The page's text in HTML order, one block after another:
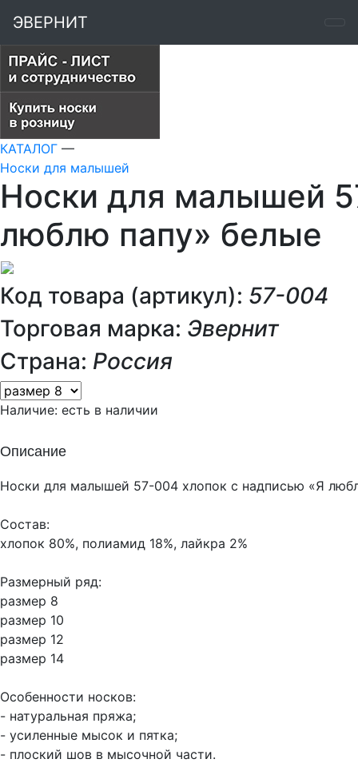
ЭВЕРНИТ
КАТАЛОГ —
Носки для малышей
Носки для малышей
люблю папу» белые
Код товара (артикул): 57-004
Торговая марка: Эвернит
Страна: Россия
Наличие: есть в наличии
Описание
Носки для малышей 57-004 хлопок с надписью «Я
Состав:
хлопок 80%, полиамид 18%, лайкра 2%
Размерный ряд:
размер 8
размер 10
размер 12
размер 14
Особенности носков:
- натуральная пряжа;
- усиленные мысок и пятка;
- плоский шов в мысочной части.